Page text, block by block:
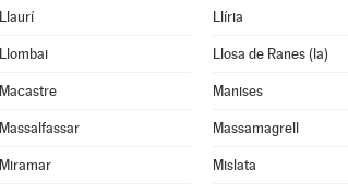
Llaurí Llíria
Llombai Llosa de Ranes (la)
Macastre Manises
Massalfassar Massamagrell
Miramar Mislata